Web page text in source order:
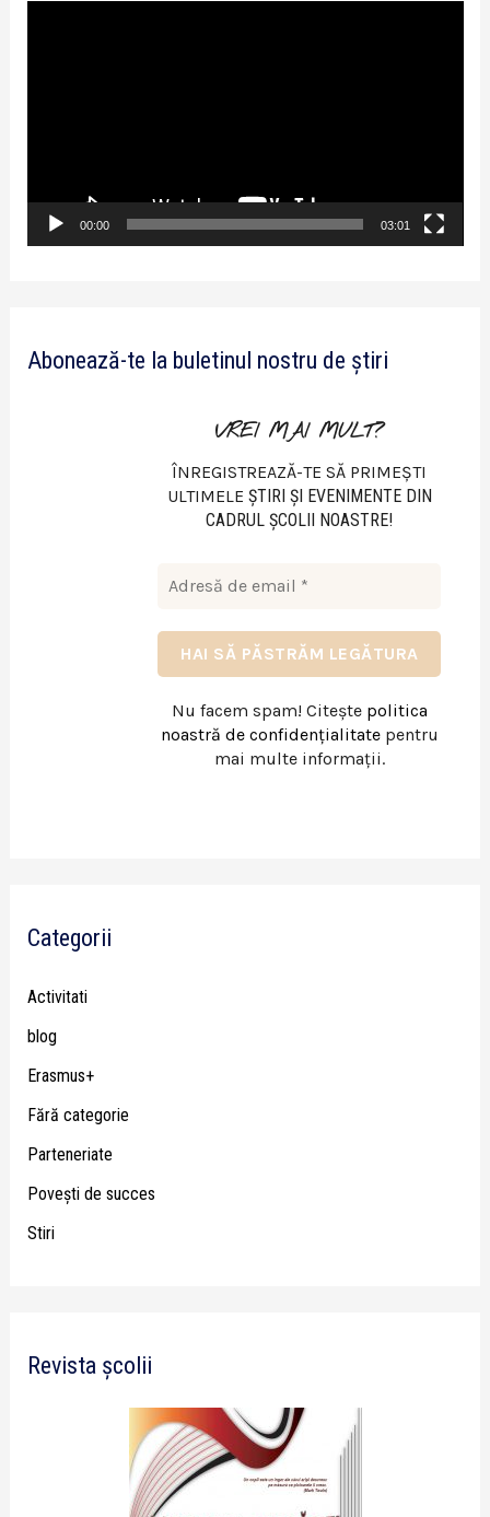
o
00:00 03:01
Abonează-te la buletinul nostru de știri
VREI MAI MULT?
ÎNREGISTREAZĂ-TE SĂ PRIMEȘTI
ULTIMELE ŞTIRI ŞI EVENIMENTE DIN
CADRUL ŞCOLII NOASTRE!
Nu facem spam! Citește politica
noastră de confidențialitatepentru
mai multe informații.
Categorii
Activitati
blog
Erasmus+
Fără categorie
Parteneriate
Poveşti de succes
Stiri
Revista școlii